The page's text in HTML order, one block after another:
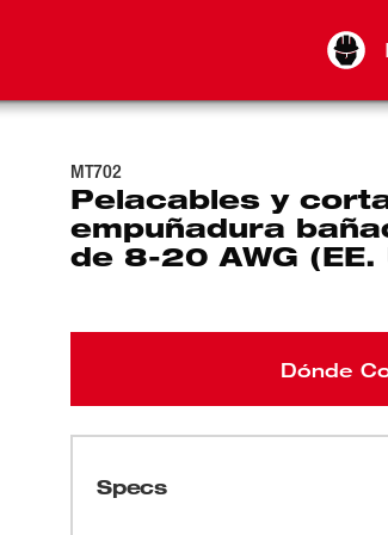
MT702
Pelacables y
empuñadura
de 8-20 AWG (EE.
Dónde
Specs